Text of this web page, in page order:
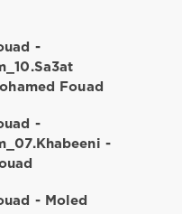
-
Fouad
-
-
- Moled